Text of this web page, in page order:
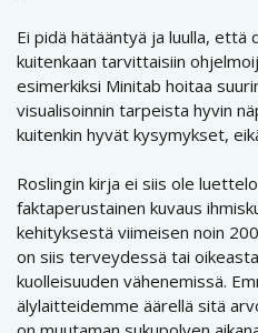
Ei pidä hätääntyä ja luulla, että
kuitenkaan tarvittaisiin
esimerkiksi Minitab hoitaa
visualisoinnin tarpeista hyvin
kuitenkin hyvät kysymykset,
Roslingin kirja ei siis ole
faktaperustainen kuvaus
kehityksestä viimeisen noin
on siis terveydessä tai
kuolleisuuden vähenemissä.
älylaitteidemme äärellä sitä